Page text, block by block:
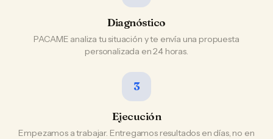
Diagnóstico
PACAME analiza tu situación y te envía una propuesta
personalizada en 24 horas.
3
Ejecución
Empezamos a trabajar. Entregamos resultados en días, no en